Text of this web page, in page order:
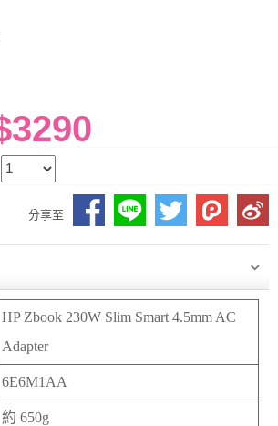
分享至
HP Zbook 230W Slim Smart 4.5mm AC
Adapter
6E6M1AA
約 650g